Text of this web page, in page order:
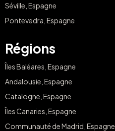
Séville, Espagne
Pontevedra, Espagne
Régions
Îles Baléares, Espagne
Andalousie, Espagne
Catalogne, Espagne
Îles Canaries, Espagne
Communauté de Madrid, Espagne